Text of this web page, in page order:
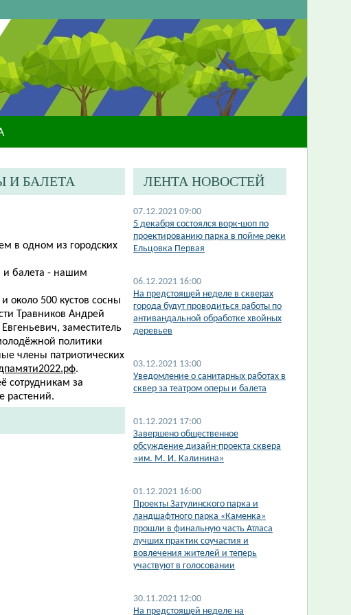
И БАЛЕТА
в одном из городских
и балета - нашим
около 500 кустов сосны
Травников Андрей
заместитель
политики
члены патриотических
.
сотрудникам за
растений.
ЛЕНТА НОВОСТЕЙ
07.12.2021 09:00
5 декабря состоялся ворк-шоп по
проектированию парка в пойме реки
Ельцовка Первая
06.12.2021 16:00
​На предстоящей неделе в скверах
города будут проводиться работы по
антивандальной обработке хвойных
деревьев
03.12.2021 13:00
Уведомление о санитарных работах в
сквер за театром оперы и балета
01.12.2021 17:00
Завершено общественное
обсуждение дизайн-проекта сквера
«им. М. И. Калинина»
01.12.2021 16:00
Проекты Затулинского парка и
ландшафтного парка «Каменка»
прошли в финальную часть Атласа
лучших практик соучастия и
вовлечения жителей и теперь
участвуют в голосовании
30.11.2021 12:00
​На предстоящей неделе на